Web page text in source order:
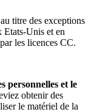
titre des exceptions
Etats-Unis et en
les licences CC.
personnelles et le
obtenir des
le matériel de la